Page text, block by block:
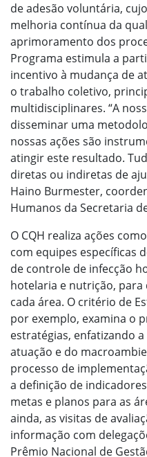
de adesão voluntária,
melhoria contínua da
aprimoramento dos
Programa estimula a
incentivo à mudança de
o trabalho coletivo,
multidisciplinares. “A
disseminar uma
nossas ações são
atingir este resultado.
diretas ou indiretas de
Haino Burmester,
Humanos da Secretaria
O CQH realiza ações
com equipes específicas
de controle de infecção
hotelaria e nutrição,
cada área. O critério de
por exemplo, examina o
estratégias, enfatizando
atuação e do
processo de
a definição de
metas e planos para as
ainda, as visitas de
informação com
Prêmio Nacional de